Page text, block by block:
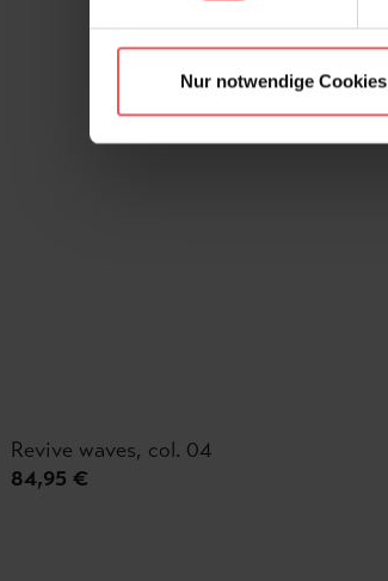
Nur notwendige Cookies
Revive waves, col. 04
84,95 €